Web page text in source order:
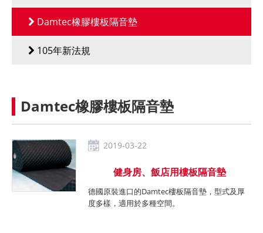
Damtec橡膠樓板隔音墊
105年新法規
Damtec橡膠樓板隔音墊
2019-03-22
健身房、飯店用樓板隔音墊
德國原裝進口的Damtec樓板隔音墊，型式及厚
度多樣，適用於多種空間。